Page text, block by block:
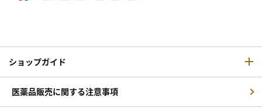
ショップガイド
医薬品販売に関する注意事項